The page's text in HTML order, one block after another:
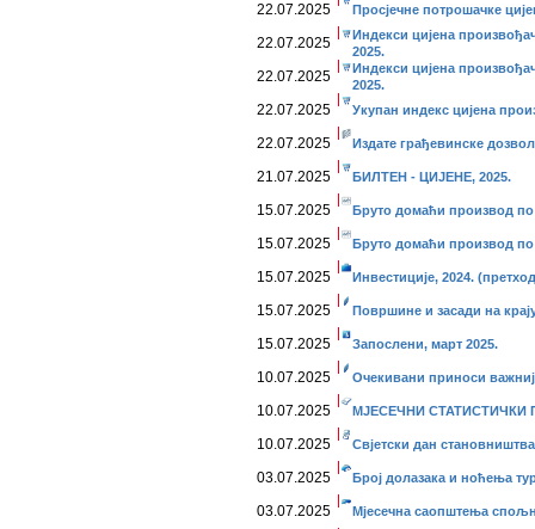
22.07.2025 Просјечне потрошачке
22.07.2025
Индекси цијена
2025.
22.07.2025
Индекси цијена
2025.
22.07.2025 Укупан индекс цијена
22.07.2025 Издате грађевинске
21.07.2025 БИЛТЕН - ЦИЈЕНЕ, 2025.
15.07.2025 Бруто домаћи производ
15.07.2025 Бруто домаћи производ
15.07.2025 Инвестиције, 2024.
15.07.2025 Површине и засади на
15.07.2025 Запослени, март 2025.
10.07.2025 Очекивани приноси
10.07.2025 МЈЕСЕЧНИ СТАТИСТИЧКИ
10.07.2025 Свјетски дан
03.07.2025 Број долазака и ноћења
03.07.2025 Мјесечна саопштења